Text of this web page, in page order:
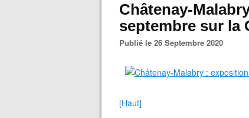
Châtenay-
septembre sur la
Publié le 26 Septembre 2020
[Haut]